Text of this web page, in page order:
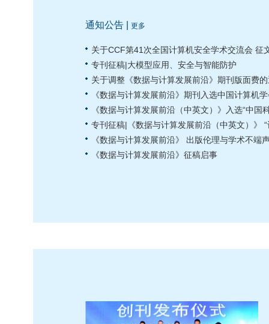
通知公告 |更多
关于CCF第41次全国计算机安全学术交流会 征
专刊征稿|大模型应用、安全与智能防护
关于调整《数据与计算发展前沿》期刊版面费
《数据与计算发展前沿》期刊入选中国计算机
《数据与计算发展前沿（中英文）》入选“中国
专刊征稿|《数据与计算发展前沿（中英文）》
《数据与计算发展前沿》 出版伦理与学术不端
《数据与计算发展前沿》征稿启事